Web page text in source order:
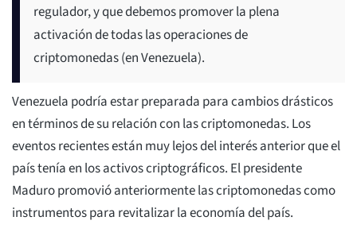
regulador, y que debemos promover la plena
activación de todas las operaciones de
criptomonedas (en Venezuela).
Venezuela podría estar preparada para cambios drásticos
en términos de su relación con las criptomonedas. Los
eventos recientes están muy lejos del interés anterior que el
país tenía en los activos criptográficos. El presidente
Maduro promovió anteriormente las criptomonedas como
instrumentos para revitalizar la economía del país.